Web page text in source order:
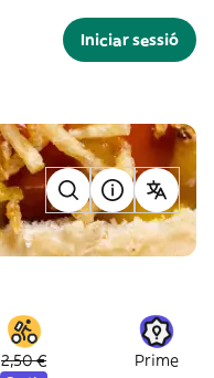
Iniciar sessió
2,50 € Prime